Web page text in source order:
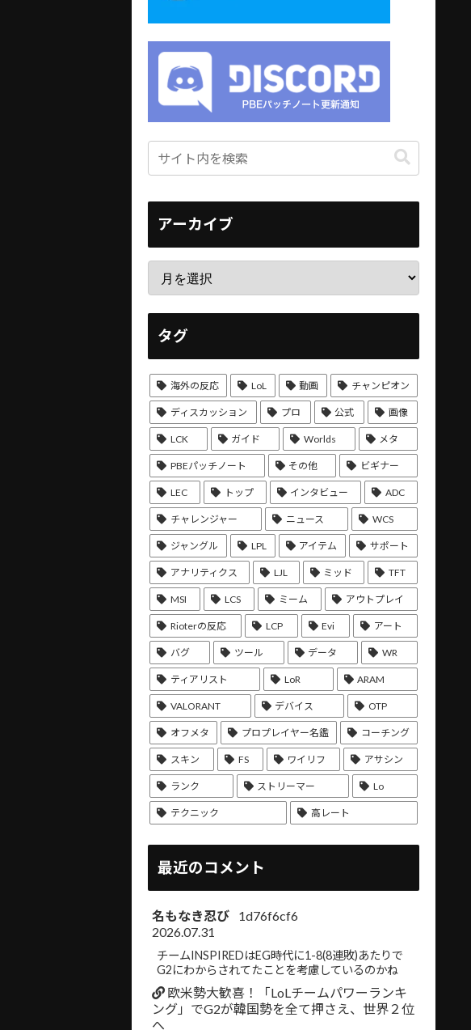
アーカイブ
タグ
海外の反応 LoL 動画 チャンピオン
ディスカッション プロ 公式 画像
LCK ガイド Worlds メタ
PBEパッチノート その他 ビギナー
LEC トップ インタビュー ADC
チャレンジャー ニュース WCS
ジャングル LPL アイテム サポート
アナリティクス LJL ミッド TFT
MSI LCS ミーム アウトプレイ
Rioterの反応 LCP Evi アート
バグ ツール データ WR
ティアリスト LoR ARAM
VALORANT デバイス OTP
オフメタ プロプレイヤー名鑑 コーチング
スキン FS ワイリフ アサシン
ランク ストリーマー Lo
テクニック 高レート
最近のコメント
名もなき忍び
1d76f6cf6
2026.07.31
チームINSPIREDはEG時代に1-8(8連敗)あたりで
G2にわからされてたことを考慮しているのかね
欧米勢大歓喜！「LoLチームパワーランキ
ング」でG2が韓国勢を全て押さえ、世界２位
へ